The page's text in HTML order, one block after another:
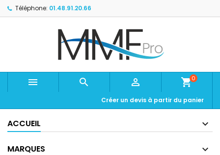
Téléphone: 01.48.91.20.66
   shopping_cart0
Créer un devis à partir du panier
ACCUEIL
MARQUES